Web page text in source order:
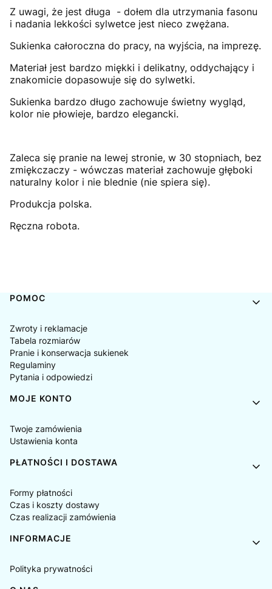
Z uwagi, że jest długa - dołem dla utrzymania fasonu
i nadania lekkości sylwetce jest nieco zwężana.
Sukienka całoroczna do pracy, na wyjścia, na imprezę.
Materiał jest bardzo miękki i delikatny, oddychający i
znakomicie dopasowuje się do sylwetki.
Sukienka bardzo długo zachowuje świetny wygląd,
kolor nie płowieje, bardzo elegancki.
Zaleca się pranie na lewej stronie, w 30 stopniach, bez
zmiękczaczy - wówczas materiał zachowuje głęboki
naturalny kolor i nie blednie (nie spiera się).
Produkcja polska.
Ręczna robota.
Linki w stopce
POMOC
Zwroty i reklamacje
Tabela rozmiarów
Pranie i konserwacja sukienek
Regulaminy
Pytania i odpowiedzi
MOJE KONTO
Twoje zamówienia
Ustawienia konta
PŁATNOŚCI I DOSTAWA
Formy płatności
Czas i koszty dostawy
Czas realizacji zamówienia
INFORMACJE
Polityka prywatności